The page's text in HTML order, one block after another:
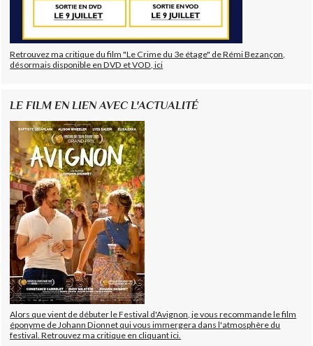
Retrouvez ma critique du film "Le Crime du 3e étage" de Rémi Bezançon,
désormais disponible en DVD et VOD, ici
LE FILM EN LIEN AVEC L'ACTUALITÉ
Alors que vient de débuter le Festival d'Avignon, je vous recommande le film
éponyme de Johann Dionnet qui vous immergera dans l'atmosphère du
festival. Retrouvez ma critique en cliquant ici.